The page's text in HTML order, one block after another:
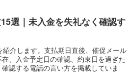
選｜未入金を失礼なく確認す
介します。支払期日直後、催促メール
、入金予定日の確認、約束日を過ぎた
認する電話の言い方を掲載していま